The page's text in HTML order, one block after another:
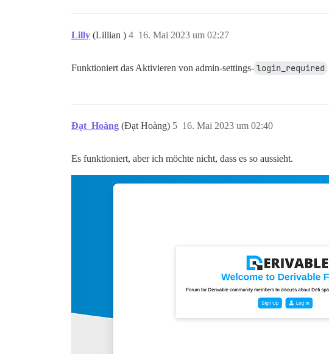
Lilly (Lillian ) 16. Mai 2023 um 02:27
4
Funktioniert das Aktivieren von admin-settings- login_required
Đạt_Hoàng (Đạt Hoàng) 16. Mai 2023 um 02:40
5
Es funktioniert, aber ich möchte nicht, dass es so aussieht.